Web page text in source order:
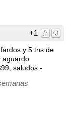
+1
y 5 tns de
aguardo
saludos.-